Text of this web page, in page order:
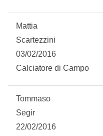
Gift Card Online Store
Mattia
Scartezzini
03/02/2016
Calciatore di Campo
Tommaso
Segir
22/02/2016